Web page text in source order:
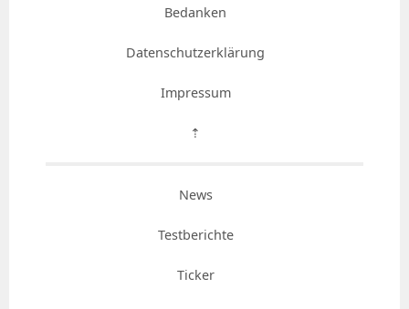
Bedanken
Datenschutzerklärung
Impressum
⇡
News
Testberichte
Ticker